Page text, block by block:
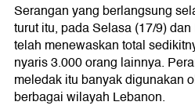
Serangan yang berlangsung
turut itu, pada Selasa (17/9)
telah menewaskan total
nyaris 3.000 orang lainnya.
meledak itu banyak digunakan
berbagai wilayah Lebanon.